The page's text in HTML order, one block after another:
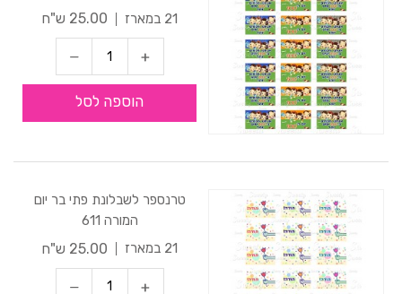
21 במארז
25.00 ש"ח
הוספה לסל
טרנספר לשבלונת פתי בר יום
המורה 611
21 במארז
25.00 ש"ח